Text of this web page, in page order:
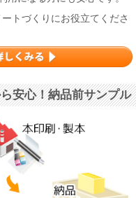
トづくりにお役立てくださ
安心！納品前サンプル